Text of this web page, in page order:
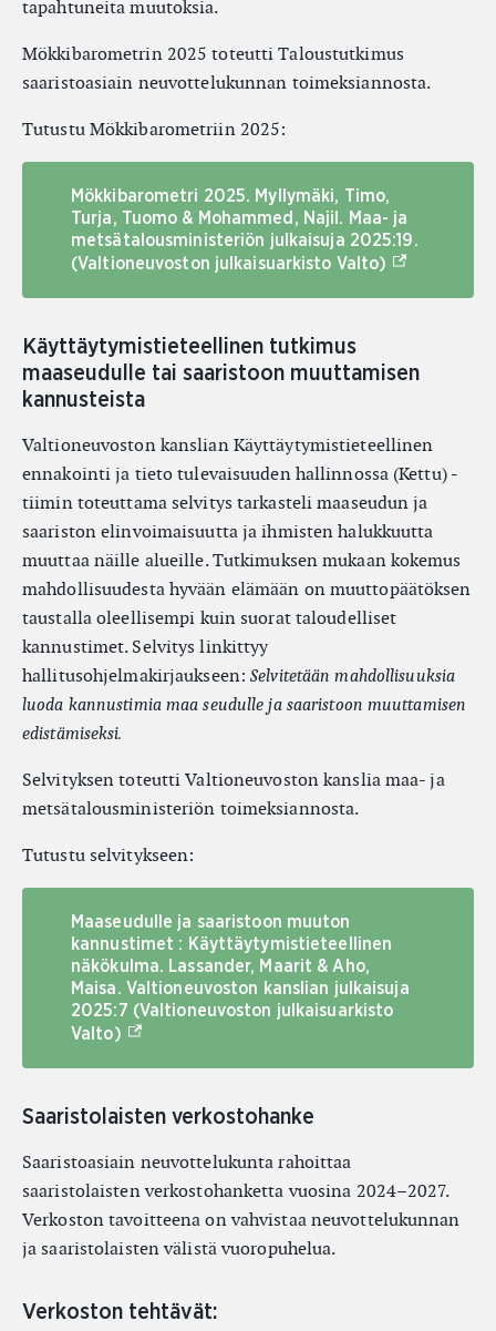
tapahtuneita muutoksia.
Mökkibarometrin 2025 toteutti Taloustutkimus
saaristoasiain neuvottelukunnan toimeksiannosta.
Tutustu Mökkibarometriin 2025:
Mökkibarometri 2025. Myllymäki, Timo,
Turja, Tuomo & Mohammed, Najil. Maa- ja
metsätalousministeriön julkaisuja 2025:19.
(Valtioneuvoston julkaisuarkisto Valto) (Ulkoinen
Käyttäytymistieteellinen tutkimus
maaseudulle tai saaristoon muuttamisen
kannusteista
Valtioneuvoston kanslian Käyttäytymistieteellinen
ennakointi ja tieto tulevaisuuden hallinnossa (Kettu) -
tiimin toteuttama selvitys tarkasteli maaseudun ja
saariston elinvoimaisuutta ja ihmisten halukkuutta
muuttaa näille alueille. Tutkimuksen mukaan kokemus
mahdollisuudesta hyvään elämään on muuttopäätöksen
taustalla oleellisempi kuin suorat taloudelliset
kannustimet. Selvitys linkittyy
hallitusohjelmakirjaukseen:Selvitetään mahdollisuuksia
luoda kannustimia maa seudulle ja saaristoon muuttamisen
edistämiseksi.
Selvityksen toteutti Valtioneuvoston kanslia maa- ja
metsätalousministeriön toimeksiannosta.
Tutustu selvitykseen:
Maaseudulle ja saaristoon muuton
kannustimet : Käyttäytymistieteellinen
näkökulma. Lassander, Maarit & Aho,
Maisa. Valtioneuvoston kanslian julkaisuja
2025:7 (Valtioneuvoston julkaisuarkisto
Valto) (Ulkoinen linkki)
Saaristolaisten verkostohanke
Saaristoasiain neuvottelukunta rahoittaa
saaristolaisten verkostohanketta vuosina 2024–2027.
Verkoston tavoitteena on vahvistaa neuvottelukunnan
ja saaristolaisten välistä vuoropuhelua.
Verkoston tehtävät: